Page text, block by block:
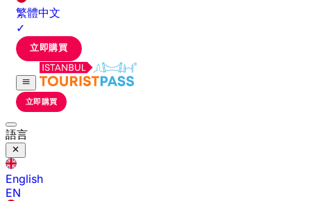
繁體中文
✓
立即購買
立即購買
語言
English
EN